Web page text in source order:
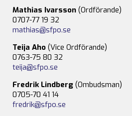
Mathias Ivarsson (Ordförande)
0707-77 19 32
mathias@sfpo.se
Teija Aho (Vice Ordförande)
0763-75 80 32
teija@sfpo.se
Fredrik Lindberg (Ombudsman)
0705-70 41 14
fredrik@sfpo.se